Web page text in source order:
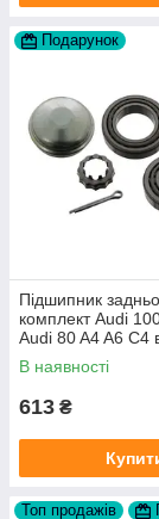
Подарунок
Підшипник
комплект Audi
Audi 80 A4 A6 C4
FAG
В наявності
613 ₴
Топ продажів